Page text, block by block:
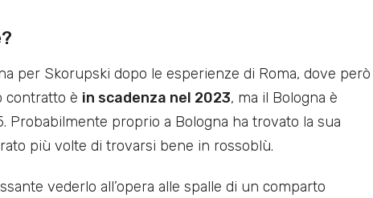
per Skorupski dopo le esperienze di Roma, dove però
contratto è in scadenza nel 2023, ma il Bologna è
Probabilmente proprio a Bologna ha trovato la sua
più volte di trovarsi bene in rossoblù.
vederlo all’opera alle spalle di un comparto